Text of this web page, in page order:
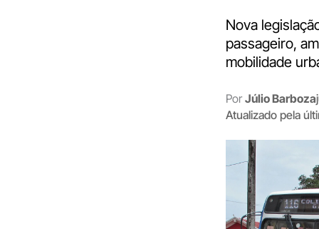
Nova
passageiro,
mobilidade
Por Júlio Barboza
Atualizado pela